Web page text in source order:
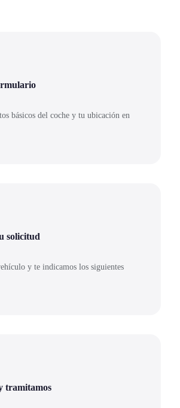
básicos del coche y tu ubicación en
solicitud
y te indicamos los siguientes
tramitamos